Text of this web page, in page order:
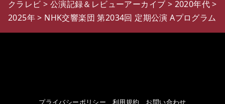
クラレビ > 公演記録＆レビューアーカイブ > 2020年代>
2025年> NHK交響楽団 第2034回 定期公演 Aプログラム
プライバシーポリシー 利用規約 お問い合わせ